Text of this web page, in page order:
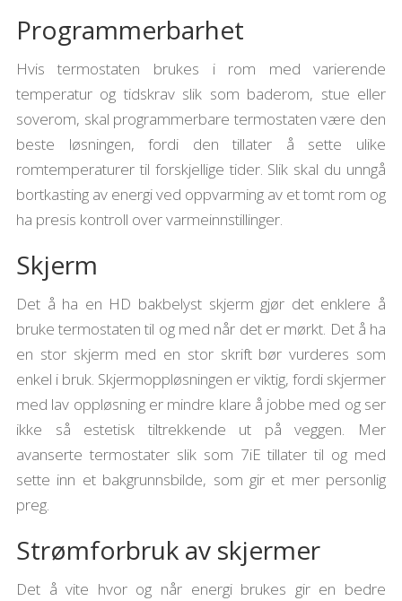
Programmerbarhet
Hvis termostaten brukes i rom med varierende
temperatur og tidskrav slik som baderom, stue eller
soverom, skal programmerbare termostaten være den
beste løsningen, fordi den tillater å sette ulike
romtemperaturer til forskjellige tider. Slik skal du unngå
bortkasting av energi ved oppvarming av et tomt rom og
ha presis kontroll over varmeinnstillinger.
Skjerm
Det å ha en HD bakbelyst skjerm gjør det enklere å
bruke termostaten til og med når det er mørkt. Det å ha
en stor skjerm med en stor skrift bør vurderes som
enkel i bruk. Skjermoppløsningen er viktig, fordi skjermer
med lav oppløsning er mindre klare å jobbe med og ser
ikke så estetisk tiltrekkende ut på veggen. Mer
avanserte termostater slik som 7iE tillater til og med
sette inn et bakgrunnsbilde, som gir et mer personlig
preg.
Strømforbruk av skjermer
Det å vite hvor og når energi brukes gir en bedre